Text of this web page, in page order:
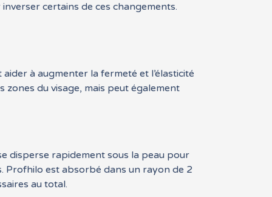
certains de ces changements.
à augmenter la fermeté et l’élasticité
zones du visage, mais peut également
disperse rapidement sous la peau pour
Profhilo est absorbé dans un rayon de 2
au total.